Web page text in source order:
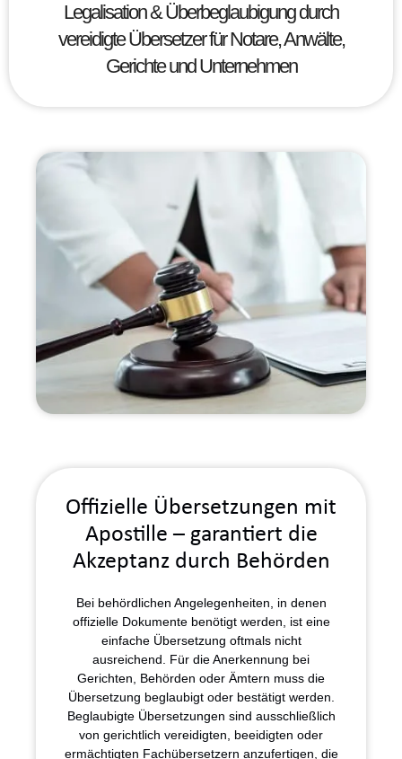
Legalisation & Überbeglaubigung durch
vereidigte Übersetzer für Notare, Anwälte,
Gerichte und Unternehmen
Offizielle Übersetzungen mit
Apostille – garantiert die
Akzeptanz durch Behörden
Bei behördlichen Angelegenheiten, in denen
offizielle Dokumente benötigt werden, ist eine
einfache Übersetzung oftmals nicht
ausreichend. Für die Anerkennung bei
Gerichten, Behörden oder Ämtern muss die
Übersetzung beglaubigt oder bestätigt werden.
Beglaubigte Übersetzungen sind ausschließlich
von gerichtlich vereidigten, beeidigten oder
ermächtigten Fachübersetzern anzufertigen, die